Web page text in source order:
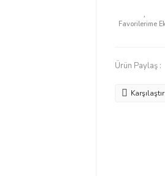
Ürün Paylaş :
Karşılaştır